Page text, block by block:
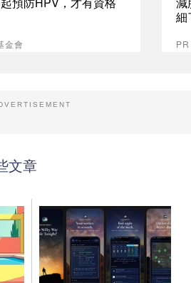
金會
細
文章